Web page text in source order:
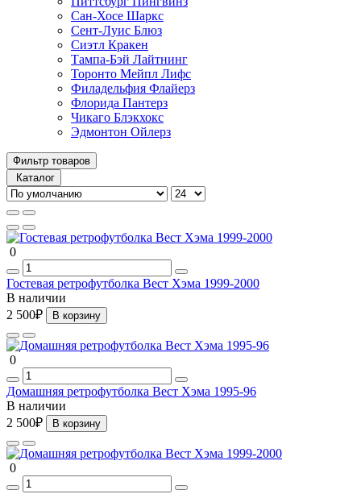
Сан-Хосе Шаркс
Сент-Луис Блюз
Сиэтл Кракен
Тампа-Бэй Лайтнинг
Торонто Мейпл Лифс
Филадельфия Флайерз
Флорида Пантерз
Чикаго Блэкхокс
Эдмонтон Ойлерз
Фильтр товаров
Каталог
0
Гостевая ретрофутболка Вест Хэма 1999-2000
В наличии
2 500₽
В корзину
0
Домашняя ретрофутболка Вест Хэма 1995-96
В наличии
2 500₽
В корзину
0